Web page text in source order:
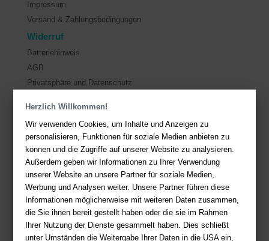
Herzlich Willkommen!
Wir verwenden Cookies, um Inhalte und Anzeigen zu
personalisieren, Funktionen für soziale Medien anbieten zu
können und die Zugriffe auf unserer Website zu analysieren.
Außerdem geben wir Informationen zu Ihrer Verwendung
unserer Website an unsere Partner für soziale Medien,
Werbung und Analysen weiter. Unsere Partner führen diese
Informationen möglicherweise mit weiteren Daten zusammen,
die Sie ihnen bereit gestellt haben oder die sie im Rahmen
Ihrer Nutzung der Dienste gesammelt haben. Dies schließt
unter Umständen die Weitergabe Ihrer Daten in die USA ein,
Impressum
Versand & Zahlungsbedingungen
Widerruf
Batteriehinweis
AGB
Privatsphäre und Datenschutz
Sie haben Fragen? Hier finden Sie Antworten auf häufig gestellte
Fragen.
Fragen per E-Mail: service@deutsche-buchhandlung.de
Telefon: +49 (0)511 - 982 684 41
Ihre Vorteile bei uns
Kostenloser Versand ab 36,- EUR Bestellwert
Sicherer Online Shop und Zahlung mit SSL-Verschlüsselung